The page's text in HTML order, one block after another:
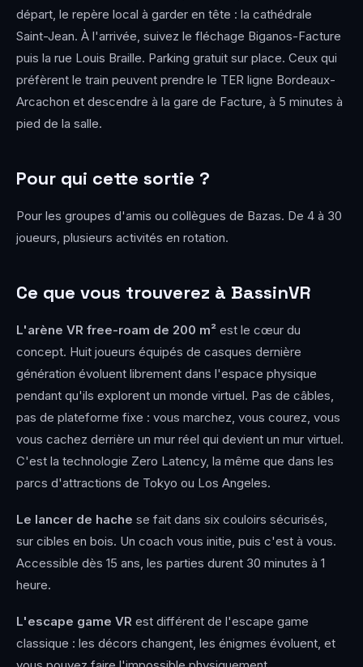
départ, le repère local à garder en tête : la cathédrale
Saint-Jean. À l'arrivée, suivez le fléchage Biganos-Facture
puis la rue Louis Braille. Parking gratuit sur place. Ceux qui
préfèrent le train peuvent prendre le TER ligne Bordeaux-
Arcachon et descendre à la gare de Facture, à 5 minutes à
pied de la salle.
Pour qui cette sortie ?
Pour les groupes d'amis ou collègues de Bazas. De 4 à 30
joueurs, plusieurs activités en rotation.
Ce que vous trouverez à BassinVR
L'arène VR free-roam de 200 m² est le cœur du
concept. Huit joueurs équipés de casques dernière
génération évoluent librement dans l'espace physique
pendant qu'ils explorent un monde virtuel. Pas de câbles,
pas de plateforme fixe : vous marchez, vous courez, vous
vous cachez derrière un mur réel qui devient un mur virtuel.
C'est la technologie Zero Latency, la même que dans les
parcs d'attractions de Tokyo ou Los Angeles.
Le lancer de hache se fait dans six couloirs sécurisés,
sur cibles en bois. Un coach vous initie, puis c'est à vous.
Accessible dès 15 ans, les parties durent 30 minutes à 1
heure.
L'escape game VR est différent de l'escape game
classique : les décors changent, les énigmes évoluent, et